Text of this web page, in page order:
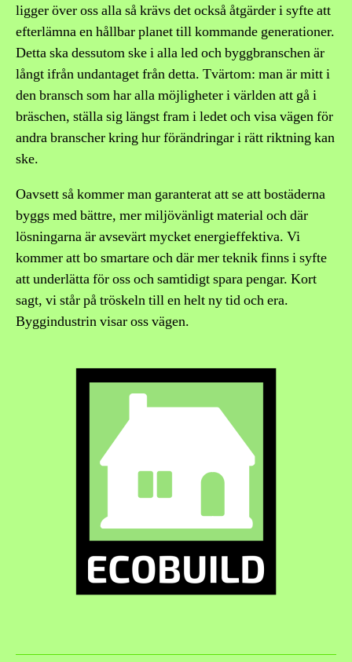
ligger över oss alla så krävs det också åtgärder i syfte att
efterlämna en hållbar planet till kommande generationer.
Detta ska dessutom ske i alla led och byggbranschen är
långt ifrån undantaget från detta. Tvärtom: man är mitt i
den bransch som har alla möjligheter i världen att gå i
bräschen, ställa sig längst fram i ledet och visa vägen för
andra branscher kring hur förändringar i rätt riktning kan
ske.
Oavsett så kommer man garanterat att se att bostäderna
byggs med bättre, mer miljövänligt material och där
lösningarna är avsevärt mycket energieffektiva. Vi
kommer att bo smartare och där mer teknik finns i syfte
att underlätta för oss och samtidigt spara pengar. Kort
sagt, vi står på tröskeln till en helt ny tid och era.
Byggindustrin visar oss vägen.